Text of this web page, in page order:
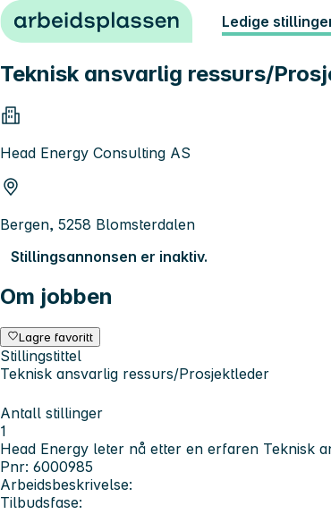
Hopp til innhold Ledige
Teknisk ansvarlig ressurs/
Head Energy Consulting AS
Bergen, 5258 Blomsterdalen
Stillingsannonsen er inaktiv.
Om jobben
Lagre favoritt
Stillingstittel
Teknisk ansvarlig ressurs/Prosjektleder
Antall stillinger
1
Head Energy leter nå etter en erfaren Teknisk
Pnr: 6000985
Arbeidsbeskrivelse:
Tilbudsfase: